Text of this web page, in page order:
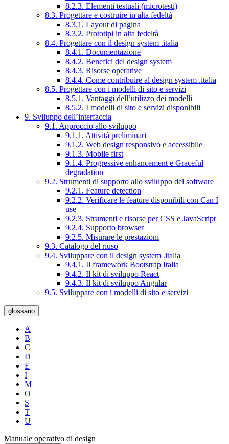
8.2.3. Elementi testuali (microtesti)
8.3. Progettare e costruire in alta fedeltà
8.3.1. Layout di pagina
8.3.2. Prototipi in alta fedeltà
8.4. Progettare con il design system .italia
8.4.1. Documentazione
8.4.2. Benefici del design system
8.4.3. Risorse operative
8.4.4. Come contribuire al design system .italia
8.5. Progettare con i modelli di sito e servizi
8.5.1. Vantaggi dell’utilizzo dei modelli
8.5.2. I modelli di sito e servizi disponibili
9. Sviluppo dell’interfaccia
9.1. Approccio allo sviluppo
9.1.1. Attività preliminari
9.1.2. Web design responsivo e accessibile
9.1.3. Mobile first
9.1.4. Progressive enhancement e Graceful
degradation
9.2. Strumenti di supporto allo sviluppo del software
9.2.1. Feature detection
9.2.2. Verificare le feature disponibili con Can I
use
9.2.3. Strumenti e risorse per CSS e JavaScript
9.2.4. Supporto browser
9.2.5. Misurare le prestazioni
9.3. Catalogo del riuso
9.4. Sviluppare con il design system .italia
9.4.1. Il framework Bootstrap Italia
9.4.2. Il kit di sviluppo React
9.4.3. Il kit di sviluppo Angular
9.5. Sviluppare con i modelli di sito e servizi
glossario
A
B
C
D
E
I
M
O
S
T
U
Manuale operativo di design